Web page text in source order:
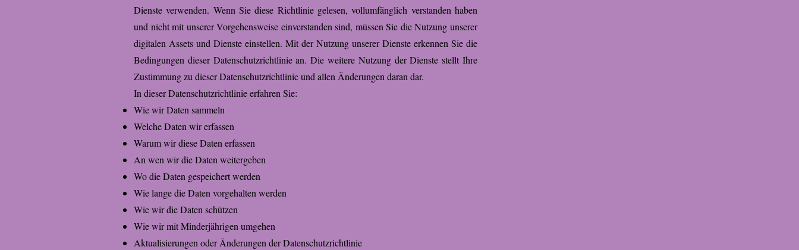
Dienste verwenden. Wenn Sie diese Richtlinie gelesen, vollumfänglich verstanden haben
und nicht mit unserer Vorgehensweise einverstanden sind, müssen Sie die Nutzung unserer
digitalen Assets und Dienste einstellen. Mit der Nutzung unserer Dienste erkennen Sie die
Bedingungen dieser Datenschutzrichtlinie an. Die weitere Nutzung der Dienste stellt Ihre
Zustimmung zu dieser Datenschutzrichtlinie und allen Änderungen daran dar.
In dieser Datenschutzrichtlinie erfahren Sie:
Wie wir Daten sammeln
Welche Daten wir erfassen
Warum wir diese Daten erfassen
An wen wir die Daten weitergeben
Wo die Daten gespeichert werden
Wie lange die Daten vorgehalten werden
Wie wir die Daten schützen
Wie wir mit Minderjährigen umgehen
Aktualisierungen oder Änderungen der Datenschutzrichtlinie